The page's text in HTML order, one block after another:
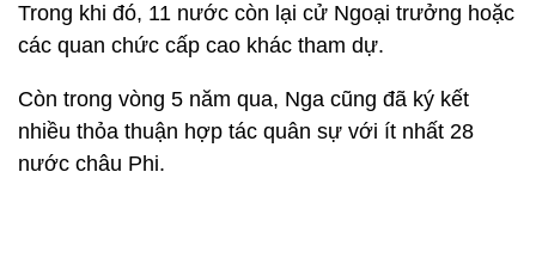
Trong khi đó, 11 nước còn lại cử Ngoại trưởng hoặc
các quan chức cấp cao khác tham dự.
Còn trong vòng 5 năm qua, Nga cũng đã ký kết
nhiều thỏa thuận hợp tác quân sự với ít nhất 28
nước châu Phi.